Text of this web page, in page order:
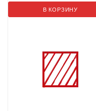
В КОРЗИНУ